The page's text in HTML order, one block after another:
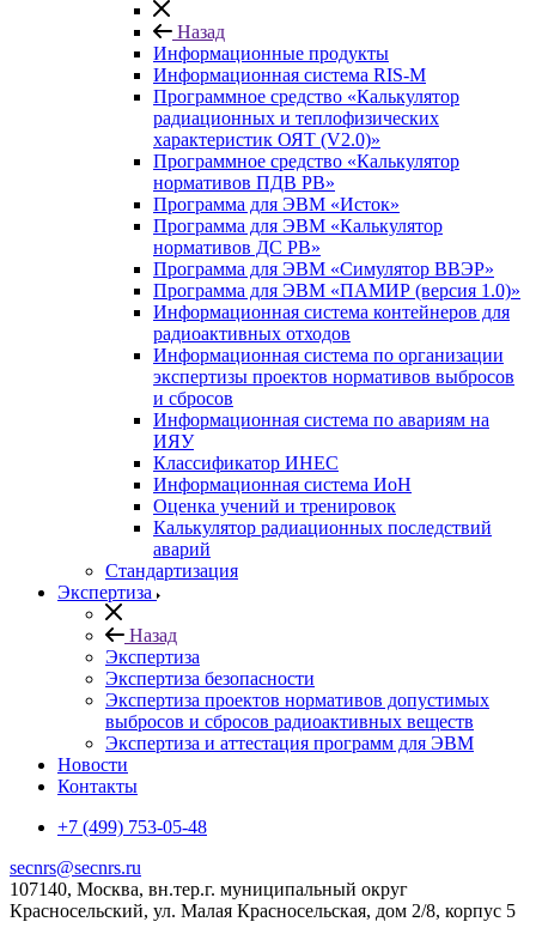
Назад
Информационные продукты
Информационная система RIS-M
Программное средство «Калькулятор
радиационных и теплофизических
характеристик ОЯТ (V2.0)»
Программное средство «Калькулятор
нормативов ПДВ РВ»
Программа для ЭВМ «Исток»
Программа для ЭВМ «Калькулятор
нормативов ДС РВ»
Программа для ЭВМ «Симулятор ВВЭР»
Программа для ЭВМ «ПАМИР (версия 1.0)»
Информационная система контейнеров для
радиоактивных отходов
Информационная система по организации
экспертизы проектов нормативов выбросов
и сбросов
Информационная система по авариям на
ИЯУ
Классификатор ИНЕС
Информационная система ИоН
Оценка учений и тренировок
Калькулятор радиационных последствий
аварий
Стандартизация
Экспертиза
Назад
Экспертиза
Экспертиза безопасности
Экспертиза проектов нормативов допустимых
выбросов и сбросов радиоактивных веществ
Экспертиза и аттестация программ для ЭВМ
Новости
Контакты
+7 (499) 753-05-48
secnrs@secnrs.ru
107140, Москва, вн.тер.г. муниципальный округ
Красносельский, ул. Малая Красносельская, дом 2/8, корпус 5